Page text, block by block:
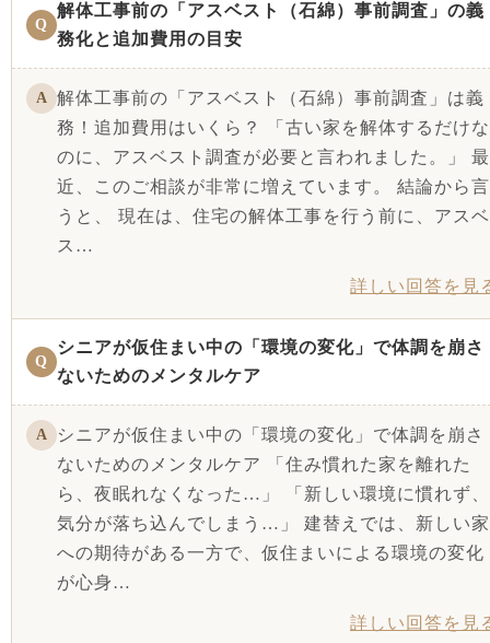
Q
解体工事前の「アスベスト（石綿）事前調査」の義
務化と追加費用の目安
A 解体工事前の「アスベスト（石綿）事前調査」は義
務！追加費用はいくら？ 「古い家を解体するだけな
のに、アスベスト調査が必要と言われました。」 最
近、このご相談が非常に増えています。 結論から言
うと、 現在は、住宅の解体工事を行う前に、アスベ
ス…
詳しい回答を見
Q
シニアが仮住まい中の「環境の変化」で体調を崩さ
ないためのメンタルケア
A
シニアが仮住まい中の「環境の変化」で体調を崩さ
ないためのメンタルケア 「住み慣れた家を離れた
ら、夜眠れなくなった…」 「新しい環境に慣れず、
気分が落ち込んでしまう…」 建替えでは、新しい家
への期待がある一方で、仮住まいによる環境の変化
が心身…
詳しい回答を見